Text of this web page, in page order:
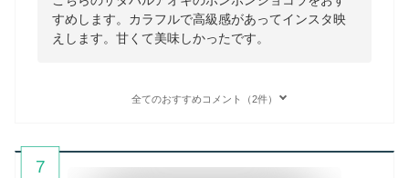
すめします。カラフルで高級感があってインスタ映
えします。甘くて美味しかったです。
全てのおすすめコメント（2件）
7